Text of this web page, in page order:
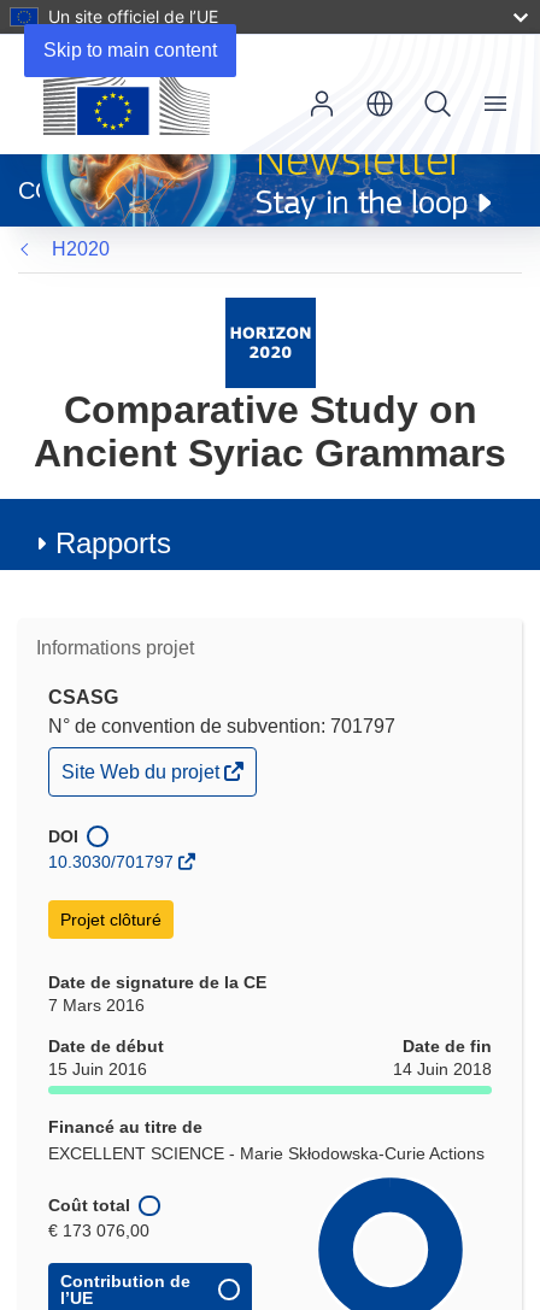
Skip to main content
Un site officiel de l’UE
dans
une
nouvelle
fenêtre)
CORDIS
Menu
H2020
Comparative Study on
Ancient Syriac Grammars
Rapports
Informations projet
CSASG
N° de convention de subvention: 701797
(s’ouvre
dans
nouvelle
fenêtre)
Site Web du projet
DOI
10.3030/701797
Projet clôturé
Date de signature de la CE
7 Mars 2016
Date de début
15 Juin 2016
Date de fin
14 Juin 2018
Financé au titre de
EXCELLENT SCIENCE - Marie Skłodowska-Curie Actions
Coût total
€ 173 076,00
Contribution de
l’UE